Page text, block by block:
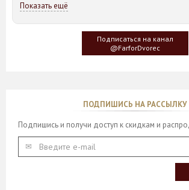
Идея такого дизайна предметов сервировки
создателю, когда он впервые увидел
у которого растут двойные листья,
Показать ещё
Подписаться на канал
@FarforDvorec
ПОДПИШИСЬ НА РАССЫЛКУ
Подпишись и получи доступ к скидкам и